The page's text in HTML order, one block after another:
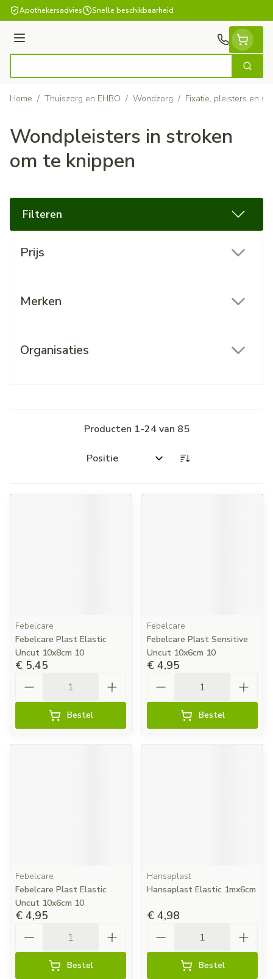
Ga naar de inhoud
Apothekersadvies Snelle beschikbaarheid
Menu
Zoek
Home / Thuiszorg en EHBO / Wondzorg / Fixatie, pleisters en
Wondpleisters in stroken
om te knippen
Filteren
Prijs
Merken
Organisaties
Producten 1-24van 85
Sorteer op:
Febelcare
Febelcare Plast Elastic
Uncut 10x8cm 10
€ 5,45
Bestel
Febelcare
Febelcare Plast Sensitive
Uncut 10x6cm 10
€ 4,95
Bestel
Febelcare
Febelcare Plast Elastic
Uncut 10x6cm 10
€ 4,95
Bestel
Hansaplast
Hansaplast Elastic 1mx6cm
€ 4,98
Bestel